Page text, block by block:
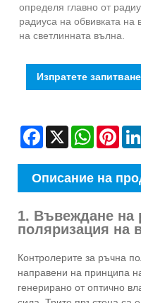
определя главно от
радиуса на обвивката на
на светлинната вълна.
Изпратете запитване
Facebook
X WhatsApp
Описание на
1. Въвеждане на
поляризация на
Контролерите за ръчна
направени на принципа
генерирано от оптично